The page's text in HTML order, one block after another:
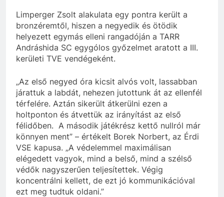
Limperger Zsolt alakulata egy pontra került a
bronzéremtől, hiszen a negyedik és ötödik
helyezett egymás elleni rangadóján a TARR
Andráshida SC egygólos győzelmet aratott a III.
kerületi TVE vendégeként.
„Az első negyed óra kicsit alvós volt, lassabban
járattuk a labdát, nehezen jutottunk át az ellenfél
térfelére. Aztán sikerült átkerülni ezen a
holtponton és átvettük az irányítást az első
félidőben. A második játékrész kettő nullról már
könnyen ment” – értékelt Borek Norbert, az Érdi
VSE kapusa. „A védelemmel maximálisan
elégedett vagyok, mind a belső, mind a szélső
védők nagyszerűen teljesítettek. Végig
koncentrálni kellett, de ezt jó kommunikációval
ezt meg tudtuk oldani.”